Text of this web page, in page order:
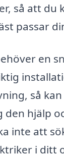
så att du
passar
en
så
den hjälp
inte att
i ditt